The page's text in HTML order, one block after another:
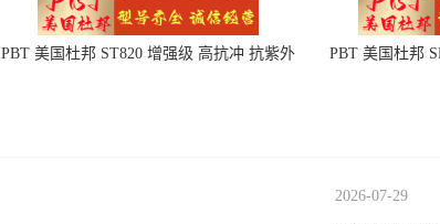
PBT 美国杜邦 ST820 增强级 高抗冲 抗紫外
PBT 美国杜邦
2026-07-29